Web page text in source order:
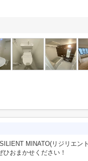
MINATO(リジリエン
おまかせください！